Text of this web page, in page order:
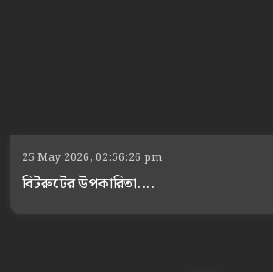
25 May 2026, 02:56:26 pm
বিটরুটের উপকারিতা....